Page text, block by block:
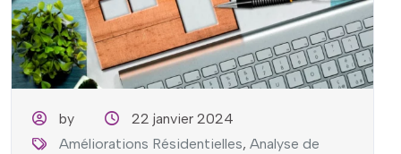
by
22 janvier 2024
Améliorations Résidentielles,Analyse de